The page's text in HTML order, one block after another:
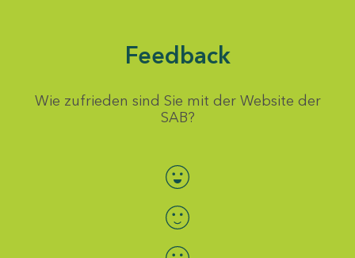
Feedback
Wie zufrieden sind Sie mit der Website der
SAB?
Bewertung auswählen